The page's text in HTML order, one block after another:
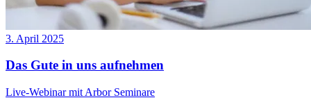
3. April 2025
Das Gute in uns aufnehmen
Live-Webinar mit Arbor Seminare